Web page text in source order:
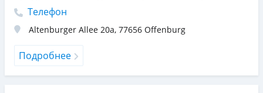
Телефон
Altenburger Allee 20a, 77656 Offenburg
Подробнее